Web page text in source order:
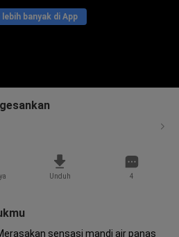
banyak di App
Unduh 4
sensasi mandi air panas